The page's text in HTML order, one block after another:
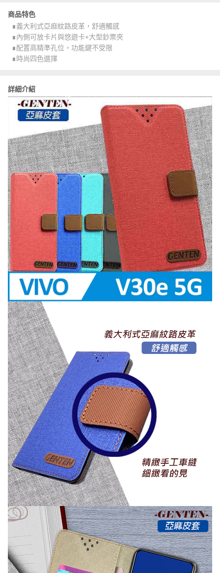
商品特色
∎義大利式亞麻紋路皮革，舒適觸感
∎內側可放卡片與悠遊卡+大型鈔票夾
∎配置高精準孔位，功能鍵不受限
∎時尚四色選擇
詳細介紹